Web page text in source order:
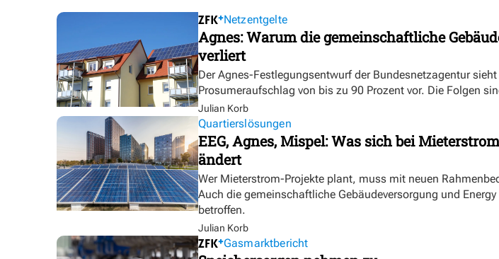
Netzentgelte
Agnes: Warum die gemeinschaftliche
verliert
Der Agnes-Festlegungsentwurf der Bundesnetzagentur sieht
Prosumeraufschlag von bis zu 90 Prozent vor. Die Folgen
Julian Korb
Quartierslösungen
EEG, Agnes, Mispel: Was sich bei
ändert
Wer Mieterstrom-Projekte plant, muss mit neuen
Auch die gemeinschaftliche Gebäudeversorgung und
betroffen.
Julian Korb
Gasmarktbericht